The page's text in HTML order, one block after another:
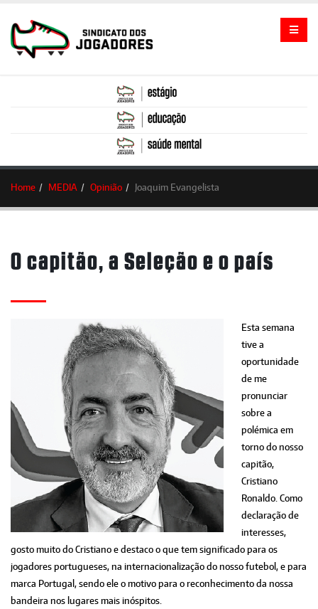
Home MEDIA Opinião Joaquim Evangelista
O capitão, a Seleção e o país
Esta semana
tive a
oportunidade
de me
pronunciar
sobre a
polémica em
torno do nosso
capitão,
Cristiano
Ronaldo. Como
declaração de
interesses,
gosto muito do Cristiano e destaco o que tem significado para os
jogadores portugueses, na internacionalização do nosso futebol, e para
marca Portugal, sendo ele o motivo para o reconhecimento da nossa
bandeira nos lugares mais inóspitos.